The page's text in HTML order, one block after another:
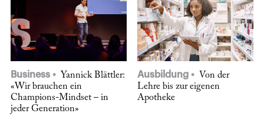
Business
Yannick Blättler:
«Wir brauchen ein
Champions-Mindset – in
jeder Generation»
Ausbildung
Von der
Lehre bis zur eigenen
Apotheke